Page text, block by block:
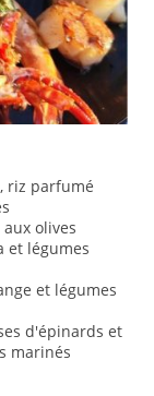
riz parfumé
olives
et légumes
et légumes
d'épinards et
marinés